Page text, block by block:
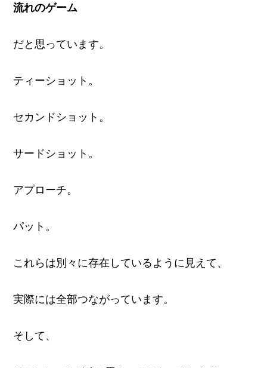
流れのゲーム
だと思っています。
ティーショット。
セカンドショット。
サードショット。
アプローチ。
パット。
これらは別々に存在しているように見えて、
実際には全部つながっています。
そして、